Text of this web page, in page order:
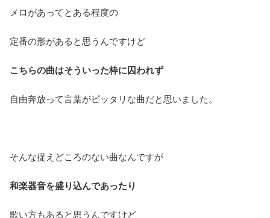
メロがあってとある程度の
定番の形があると思うんですけど
こちらの曲はそういった枠に囚われず
自由奔放って言葉がピッタリな曲だと思いました。
そんな捉えどころのない曲なんですが
和楽器音を盛り込んであったり
歌い方もあると思うんですけど